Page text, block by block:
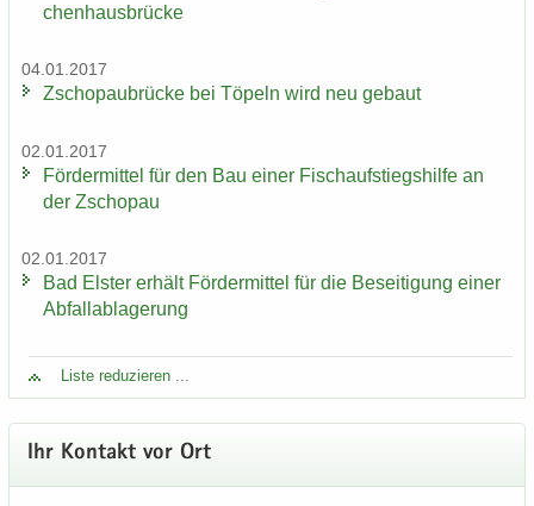
chen­haus­brü­cke
04.01.2017
Zscho­pau­brü­cke bei Tö­peln wird neu ge­baut
02.01.2017
För­der­mit­tel für den Bau einer Fisch­auf­stiegs­hil­fe an
der Zscho­pau
02.01.2017
Bad Els­ter er­hält För­der­mit­tel für die Be­sei­ti­gung einer
Ab­fall­ab­la­ge­rung
Liste re­du­zie­ren ...
Ihr Kon­takt vor Ort